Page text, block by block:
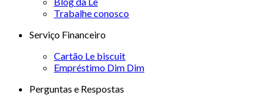
Trabalhe conosco
Serviço Financeiro
Cartão Le biscuit
Empréstimo Dim Dim
Perguntas e Respostas